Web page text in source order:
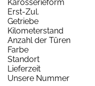
Karosserieform
Erst-Zul.
Getriebe
Kilometerstand
Anzahl der Türen
Farbe
Standort
Lieferzeit
Unsere Nummer